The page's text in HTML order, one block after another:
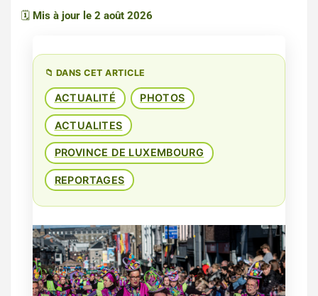
🗓️ Mis à jour le 2 août 2026
📁 DANS CET ARTICLE
ACTUALITÉ PHOTOS
ACTUALITES
PROVINCE DE LUXEMBOURG
REPORTAGES